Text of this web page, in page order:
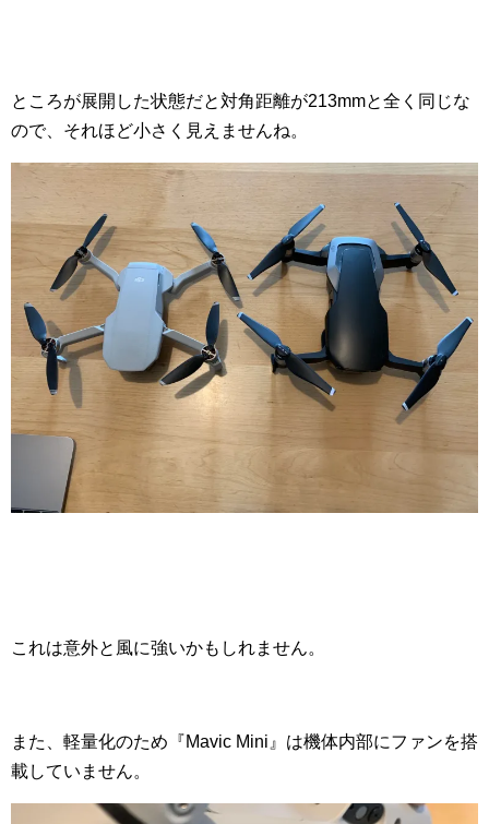
ところが展開した状態だと対角距離が213mmと全く同じな
ので、それほど小さく見えませんね。
これは意外と風に強いかもしれません。
また、軽量化のため『Mavic Mini』は機体内部にファンを搭
載していません。